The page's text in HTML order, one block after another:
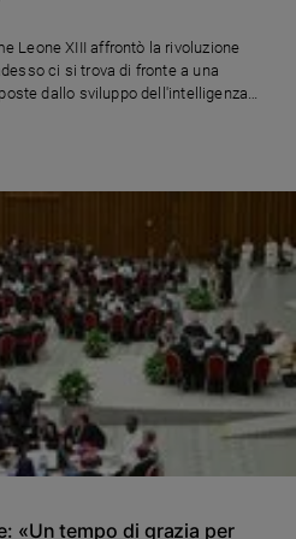
Leone XIII affrontò la rivoluzione
ci si trova di fronte a una
dallo sviluppo dell'intelligenza
il segno di Paolo VI e della
«Un tempo di grazia per